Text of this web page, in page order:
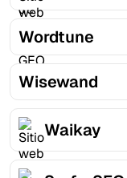
Wordtune
Wisewand
Waikay